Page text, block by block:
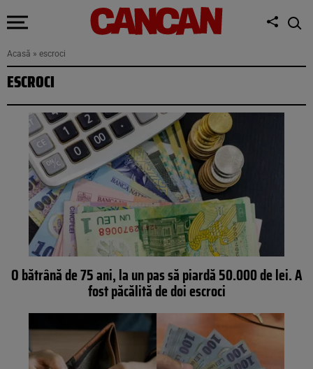
Acasă » escroci
ESCROCI
O bătrână de 75 ani, la un pas să piardă 50.000 de lei. A
fost păcălită de doi escroci